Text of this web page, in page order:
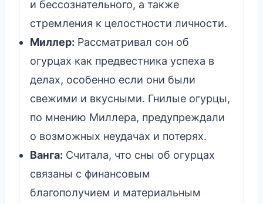
и бессознательного, а также
стремления к целостности личности.
Миллер: Рассматривал сон об
огурцах как предвестника успеха в
делах, особенно если они были
свежими и вкусными. Гнилые огурцы,
по мнению Миллера, предупреждали
о возможных неудачах и потерях.
Ванга: Считала, что сны об огурцах
связаны с финансовым
благополучием и материальным